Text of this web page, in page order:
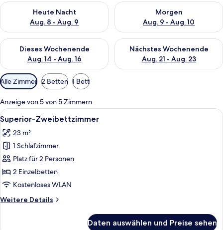
Heute Nacht
Aug. 8 - Aug. 9
Überprüfe die Verfügbarkeit für heute Nacht, Aug. 8 - Aug. 9.
Morgen
Aug. 9 - Aug. 10
Überprüfe die Verfügbarkeit
Dieses Wochenende
Aug. 14 - Aug. 16
Überprüfe die Verfügbarkeit für dieses Wochenende, Aug. 14
Nächstes Wochenende
Aug. 21 - Aug. 23
Überprüfe die Verfügbarkeit
Verfügbare
Filter
für
Zimmer
Alle Zimmer 2 Betten 1 Bett
Anzeige von 5 von 5 Zimmern
Alle
Fotos
für
Superior-
Zweibettzimmer
anzeigen
Ein modernes Hotelzimmer mit
5
Superior-Zweibettzimmer
23 m²
1 Schlafzimmer
Platz für 2 Personen
2 Einzelbetten
Kostenloses WLAN
Weitere Details
Weitere
Daten auswählen und Preise sehen